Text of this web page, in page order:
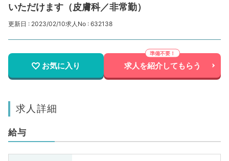
いただけます（皮膚科／非常勤）
更新日 : 2023/02/10求人No : 632138
お気に入り 求人を紹介してもらう
求人詳細
給与